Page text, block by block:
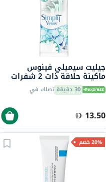
جيليت سيمبلي فينوس
ماكينة حلاقة ذات 2 شفرات
للنساء للإستعمال مرة واحدة
للحصول على حلاقة ناعمة
30 دقيقة تصلك في
13.50
20% خصم